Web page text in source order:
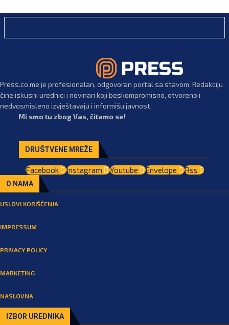
Press.co.me je profesionalan, odgovoran portal sa stavom. Redakciju
čine iskusni urednici i novinari koji beskompromisno, otvoreno i
nedvosmisleno izvještavaju i informišu javnost.
Mi smo tu zbog Vas, čitamo se!
DRUŠTVENE MREŽE
Facebook Instagram Youtube Envelope Rss
O NAMA
USLOVI KORIŠĆENJA
IMPRESSUM
PRIVACY POLICY
MARKETING
NASLOVNA
IZBOR UREDNIKA